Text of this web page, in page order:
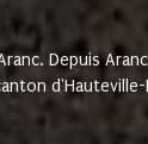
Depuis
d'Hauteville-